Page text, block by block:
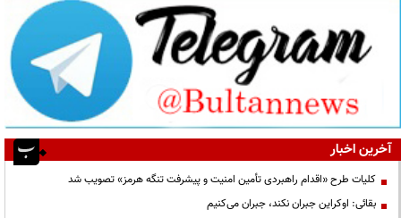
آخرین اخبار
کلیات طرح «اقدام راهبردی تأمین امنیت و پیشرفت تنگه هرمز» تصویب شد
بقائی: اوکراین جبران نکند، جبران می‌کنیم